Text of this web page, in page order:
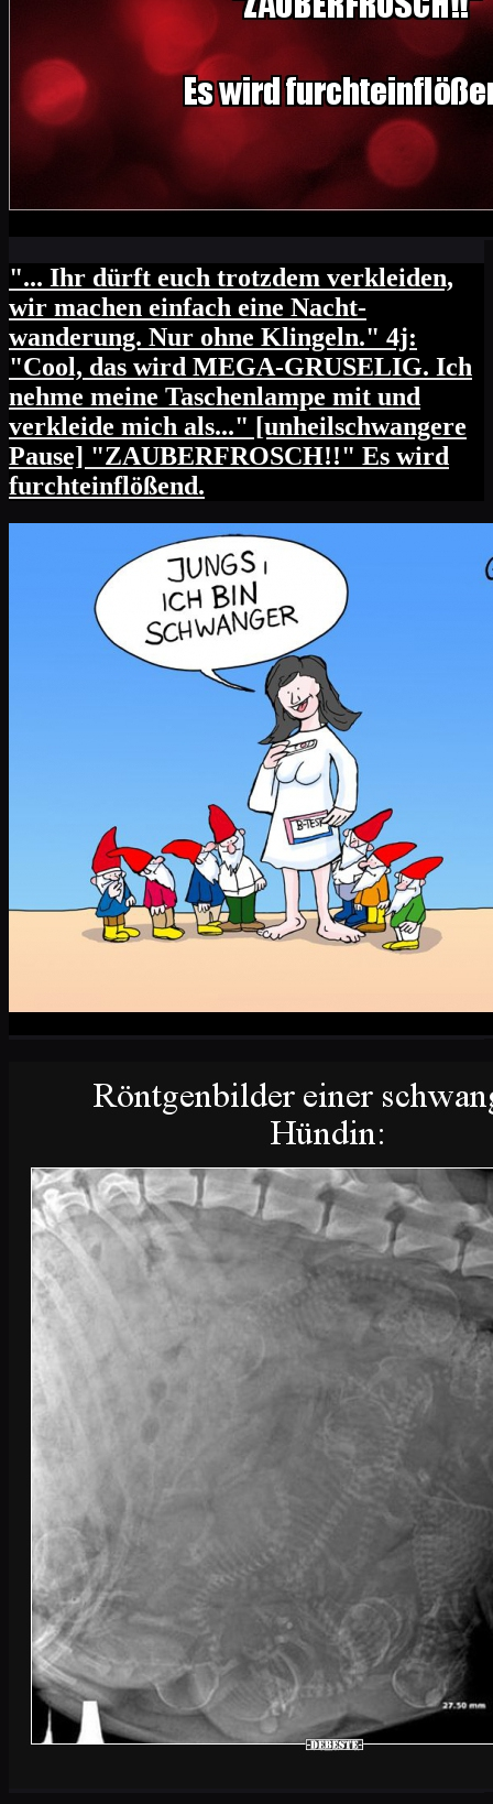
"... Ihr dürft euch trotzdem verkleiden,
wir machen einfach eine Nacht-
wanderung. Nur ohne Klingeln." 4j:
"Cool, das wird MEGA-GRUSELIG. Ich
nehme meine Taschenlampe mit und
verkleide mich als..." [unheilschwangere
Pause] "ZAUBERFROSCH!!" Es wird
furchteinflößend.